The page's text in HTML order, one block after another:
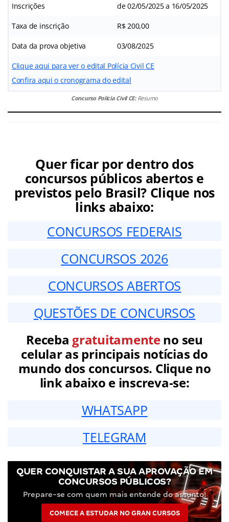
Inscrições de 02/05/2025 a 16/05/2025
Taxa de inscrição R$ 200,00
Data da prova objetiva 03/08/2025
Clique aqui para ver o edital Polícia Civil CE
Confira aqui o cronograma do edital
Concurso Polícia Civil CE:Resumo
Quer ficar por dentro dos
concursos públicos abertos e
previstos pelo Brasil? Clique nos
links abaixo:
CONCURSOS FEDERAIS
CONCURSOS 2026
CONCURSOS ABERTOS
QUESTÕES DE CONCURSOS
Receba gratuitamenteno seu
celular as principais notícias do
mundo dos concursos. Clique no
link abaixo e inscreva-se:
WHATSAPP
TELEGRAM
QUER CONQUISTAR A SUA APROVAÇÃO EM
CONCURSOS PÚBLICOS?
Prepare-se com quem mais entende do assunto!
COMECE A ESTUDAR NO GRAN CURSOS